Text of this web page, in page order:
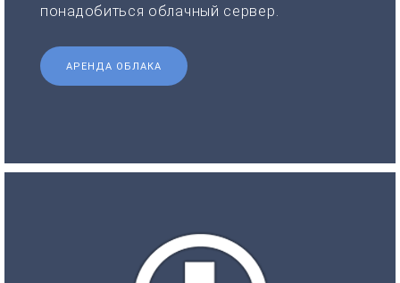
понадобиться облачный сервер.
АРЕНДА ОБЛАКА